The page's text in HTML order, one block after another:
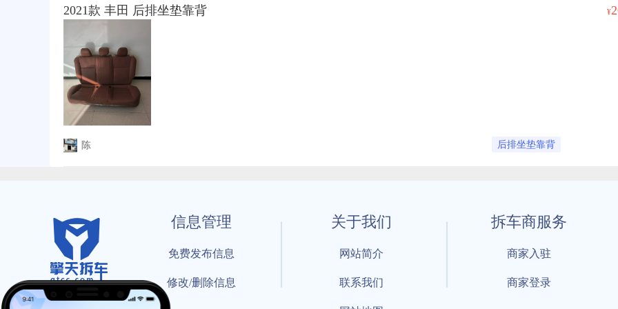
2021款 丰田 后排坐垫靠背 ¥
陈 后排坐垫靠背
信息管理
免费发布信息
修改/删除信息
关于我们
网站简介
联系我们
拆车商服务
商家入驻
商家登录